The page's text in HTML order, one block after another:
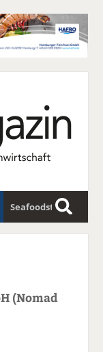
Seafoodstar
S
u
(Nomad